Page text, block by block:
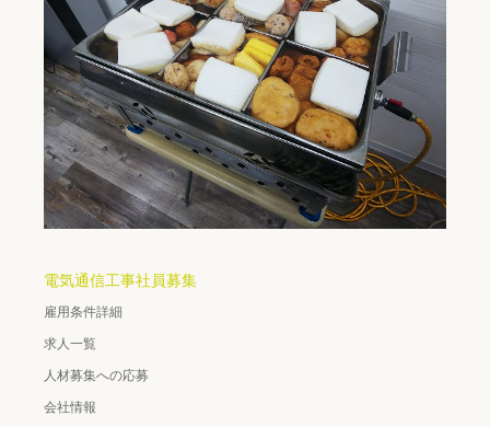
電気通信工事社員募集
雇用条件詳細
求人一覧
人材募集への応募
会社情報